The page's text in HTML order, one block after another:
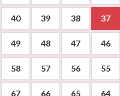
37
38
39
40
46
47
48
49
55
56
57
58
64
65
66
67